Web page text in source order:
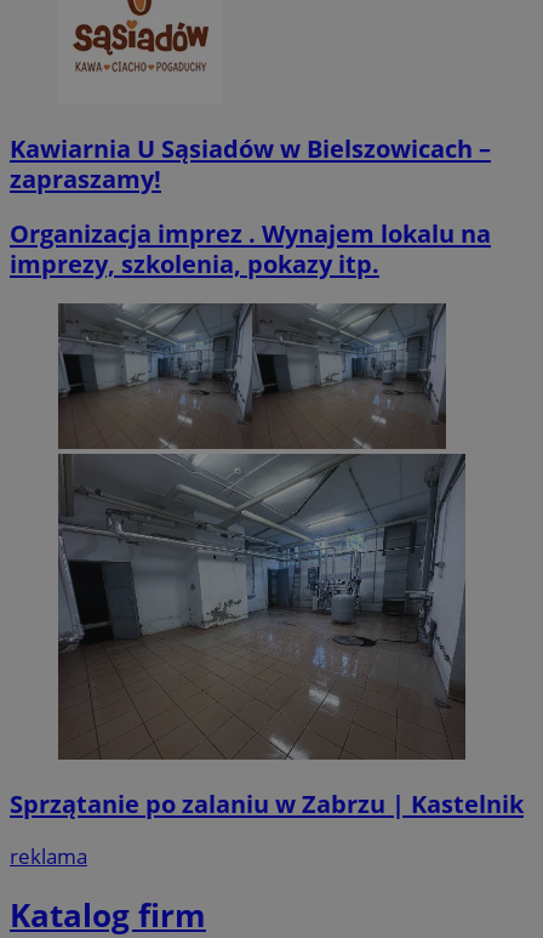
Kawiarnia U Sąsiadów w Bielszowicach –
zapraszamy!
Organizacja imprez . Wynajem lokalu na
imprezy, szkolenia, pokazy itp.
Sprzątanie po zalaniu w Zabrzu | Kastelnik
reklama
Katalog firm